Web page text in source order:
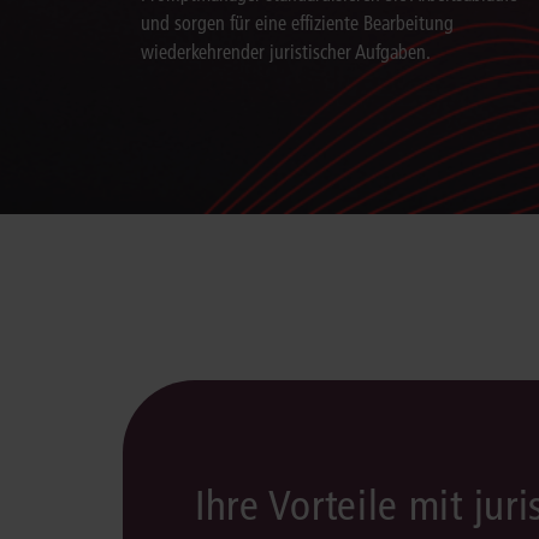
und sorgen für eine effiziente Bearbeitung
wiederkehrender juristischer Aufgaben.
Ihre Vorteile mit